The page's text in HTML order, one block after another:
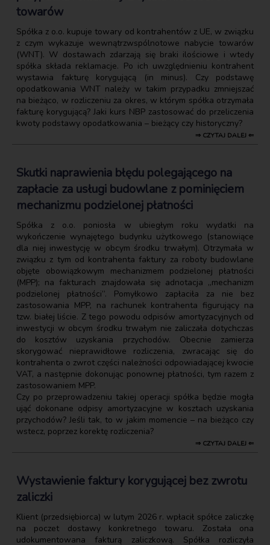
towarów
Spółka z o.o. kupuje towary od kontrahentów z UE, w związku
z czym wykazuje wewnątrzwspólnotowe nabycie towarów
(WNT). W dostawach zdarzają się braki ilościowe i wtedy
spółka składa reklamacje. Po ich uwzględnieniu kontrahent
wystawia fakturę korygującą (in minus). Czy podstawę
opodatkowania WNT należy w takim przypadku zmniejszać
na bieżąco, w rozliczeniu za okres, w którym spółka otrzymała
fakturę korygującą? Jaki kurs NBP zastosować do przeliczenia
kwoty podstawy opodatkowania – bieżący czy historyczny?
⇒ CZYTAJ DALEJ ⇐
Skutki naprawienia błędu polegającego na
zapłacie za usługi budowlane z pominięciem
mechanizmu podzielonej płatności
Spółka z o.o. poniosła w ubiegłym roku wydatki na
wykończenie wynajętego budynku użytkowego (stanowiące
dla niej inwestycję w obcym środku trwałym). Otrzymała w
związku z tym od kontrahenta faktury za roboty budowlane
objęte obowiązkowym mechanizmem podzielonej płatności
(MPP); na fakturach znajdowała się adnotacja „mechanizm
podzielonej płatności”. Pomyłkowo zapłaciła za nie bez
zastosowania MPP, na rachunek kontrahenta figurujący na
tzw. białej liście. Z tego powodu odpisów amortyzacyjnych od
inwestycji w obcym środku trwałym nie zaliczała dotychczas
do kosztów uzyskania przychodów. Obecnie zamierza
skorygować nieprawidłowe rozliczenia, zwracając się do
kontrahenta o zwrot części należności odpowiadającej kwocie
VAT, a następnie dokonując ponownej płatności, tym razem z
zastosowaniem MPP.
Czy po przeprowadzeniu takiej operacji spółka będzie mogła
ująć dokonane odpisy amortyzacyjne w kosztach uzyskania
przychodów? Jeśli tak, to w jakim momencie – na bieżąco czy
wstecz, poprzez korektę rozliczenia?
⇒ CZYTAJ DALEJ ⇐
Wystawienie faktury korygującej bez zwrotu
zaliczki
Klient (przedsiębiorca) w lutym 2026 r. wpłacił spółce zaliczkę
na poczet dostawy konkretnego towaru. Została ona
udokumentowana fakturą zaliczkową. Spółka rozliczyła